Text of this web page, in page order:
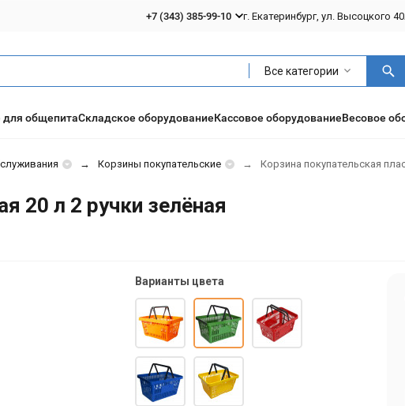
+7 (343) 385-99-10 г. Екатеринбург, ул. Высоцкого
Все категории
для общепитаСкладское оборудованиеКассовое оборудованиеВесовое
Корзины покупательские Корзина покупательская
20 л 2 ручки зелёная
Варианты цвета